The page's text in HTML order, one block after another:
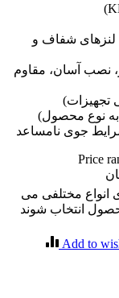
شفاف و
نصب آسان، مقاوم
جوی نامساعد
Price
انواع مختلفی می
انتخاب شوند
Add to